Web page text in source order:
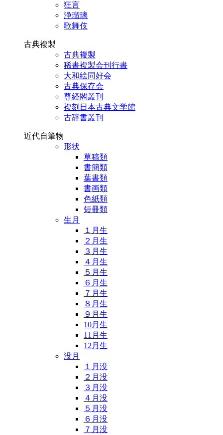
狂言
浄瑠璃
歌舞伎
古典複製
古典複製
稀書複製会刊行書
大和絵同好会
古典保存会
尊経閣叢刊
複刻日本古典文学館
古辞書叢刊
近代自筆物
形状
草稿類
書簡類
葉書類
書画類
色紙類
短冊類
生月
１月生
２月生
３月生
４月生
５月生
６月生
７月生
８月生
９月生
10月生
11月生
12月生
没月
１月没
２月没
３月没
４月没
５月没
６月没
７月没